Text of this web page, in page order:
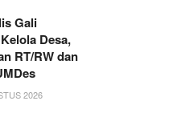
Gali
Desa,
RT/RW dan
2026